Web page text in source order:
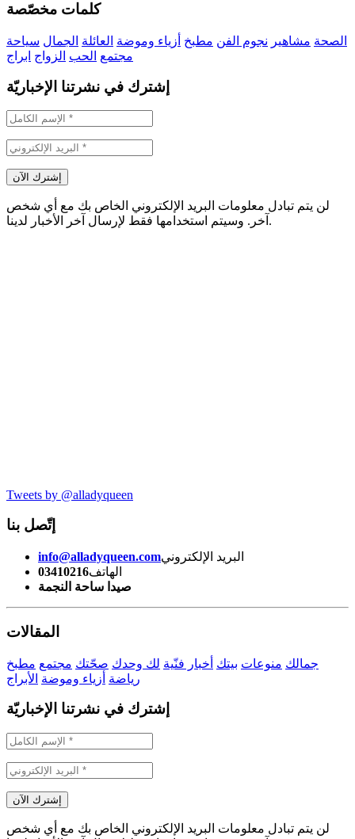
كلمات مخصّصة
الصحة مشاهير نجوم الفن مطبخ أزياء وموضة العائلة الجمال سياحة
مجتمع الحب الزواج ابراج
إشترك في نشرتنا الإخباريّة
لن يتم تبادل معلومات البريد الإلكتروني الخاص بك مع أي شخص
آخر. وسيتم استخدامها فقط لإرسال آخر الأخبار لدينا.
Tweets by @alladyqueen
إتّصل بنا
info@alladyqueen.comالبريد الإلكتروني
03410216الهاتف
صيدا ساحة النجمة
المقالات
جمالك منوعات بيتك أخبار فنّية لك وحدك صحّتك مجتمع مطبخ
رياضة أزياء وموضة الأبراج
إشترك في نشرتنا الإخباريّة
لن يتم تبادل معلومات البريد الإلكتروني الخاص بك مع أي شخص